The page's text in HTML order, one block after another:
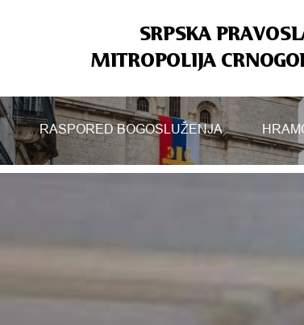
SRPSKA
MITROPOLIJA
RASPORED BOGOSLUŽENJA